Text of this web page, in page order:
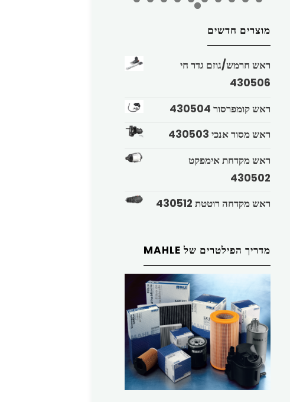
מוצרים חדשים
ראש חרמש/גוזם גדר חי
430506
ראש קומפרסור 430504
ראש מסור אנכי 430503
ראש מקדחת אימפקט
430502
ראש מקדחה רוטטת 430512
מדריך הפילטרים של MAHLE